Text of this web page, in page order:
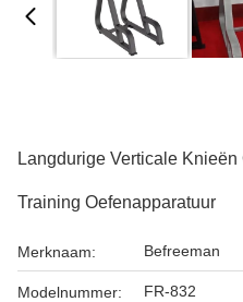
Langdurige Verticale
Training Oefenapparatuur
Merknaam: Befreeman
Modelnummer: FR-832